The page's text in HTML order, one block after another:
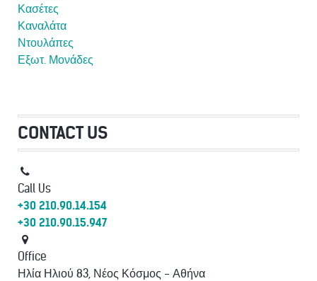
Κασέτες
Καναλάτα
Ντουλάπες
Εξωτ. Μονάδες
CONTACT US
Call Us
+30 210.90.14.154
+30 210.90.15.947
Office
Ηλία Ηλιού 83, Νέος Κόσμος - Αθήνα